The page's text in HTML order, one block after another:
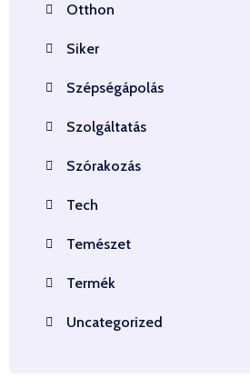
Otthon
Siker
Szépségápolás
Szolgáltatás
Szórakozás
Tech
Temészet
Termék
Uncategorized